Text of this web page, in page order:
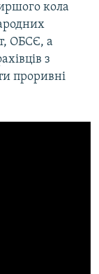
кола
ОБСЄ, а
з
проривні